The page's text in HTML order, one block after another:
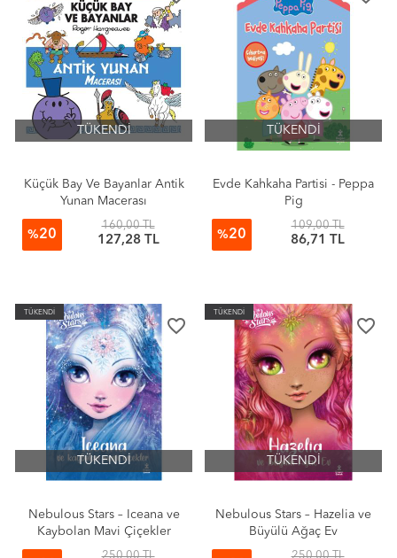
TÜKENDİ
Küçük Bay Ve Bayanlar Antik
Yunan Macerası
%20
160,00 TL
127,28 TL
TÜKENDİ
Evde Kahkaha Partisi - Peppa
Pig
%20
109,00 TL
86,71 TL
TÜKENDİ
favorite_border
TÜKENDİ
Nebulous Stars – Iceana ve
Kaybolan Mavi Çiçekler
TÜKENDİ
favorite_border
TÜKENDİ
Nebulous Stars – Hazelia ve
Büyülü Ağaç Ev